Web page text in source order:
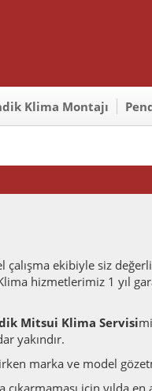
Klima Montajı
çalışma ekibiyle siz
hizmetlerimiz 1 yıl
Mitsui Klima Servisi
yakındır.
marka ve model
çıkarmaması için yılda en